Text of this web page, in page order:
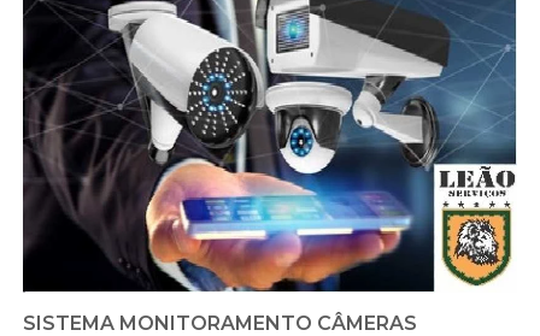
SISTEMA MONITORAMENTO CÂMERAS